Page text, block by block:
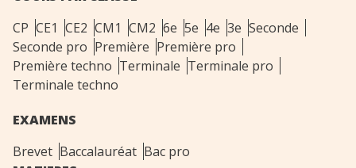
CP CE1 CE2 CM1 CM2 6e 5e 4e 3e Seconde
Seconde pro Première Première pro
Première techno Terminale Terminale pro
Terminale techno
EXAMENS
Brevet Baccalauréat Bac pro